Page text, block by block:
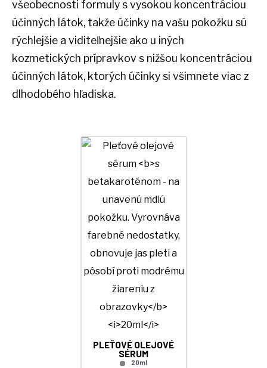
všeobecnosti formuly s vysokou koncentráciou
účinných látok, takže účinky na vašu pokožku sú
rýchlejšie a viditeľnejšie ako u iných
kozmetických prípravkov s nižšou koncentráciou
účinných látok, ktorých účinky si všimnete viac z
dlhodobého hľadiska.
PLEŤOVÉ OLEJOVÉ
SÉRUM
20ml